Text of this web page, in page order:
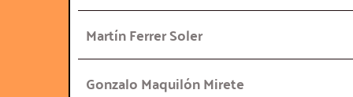
Martín Ferrer Soler
Gonzalo Maquilón Mirete